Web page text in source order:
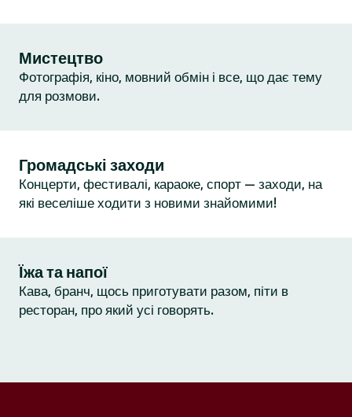
Мистецтво
Фотографія, кіно, мовний обмін і все, що дає тему
для розмови.
Громадські заходи
Концерти, фестивалі, караоке, спорт — заходи, на
які веселіше ходити з новими знайомими!
Їжа та напої
Кава, бранч, щось приготувати разом, піти в
ресторан, про який усі говорять.